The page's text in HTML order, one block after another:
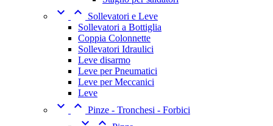
 
Sollevatori e Leve
Sollevatori a Bottiglia
Coppia Colonnette
Sollevatori Idraulici
Leve disarmo
Leve per Pneumatici
Leve per Meccanici
Leve
  Pinze - Tronchesi - Forbici
 